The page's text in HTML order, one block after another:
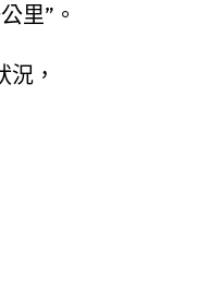
里”。
，